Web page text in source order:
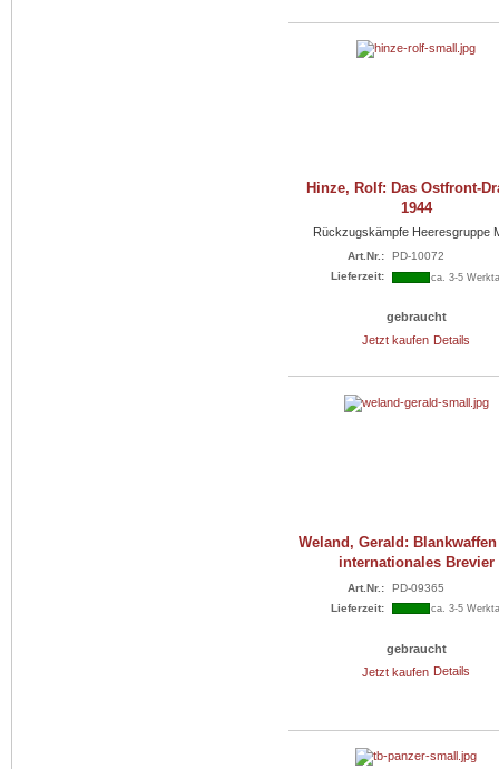
Hinze, Rolf: Das Ostfront-
1944
Rückzugskämpfe Heeresgruppe
Art.Nr.:
PD-10072
Lieferzeit:
ca. 3-5
gebraucht
Jetzt kaufen Details
Weland, Gerald:
internationales Brevier
Art.Nr.:
PD-09365
Lieferzeit:
ca. 3-5
gebraucht
Jetzt kaufen Details